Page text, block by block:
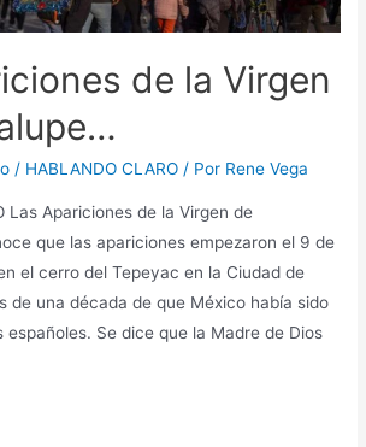
de la Virgen
/ HABLANDO CLARO / Por Rene Vega
Las Apariciones de la Virgen de
que las apariciones empezaron el 9 de
el cerro del Tepeyac en la Ciudad de
de una década de que México había sido
españoles. Se dice que la Madre de Dios